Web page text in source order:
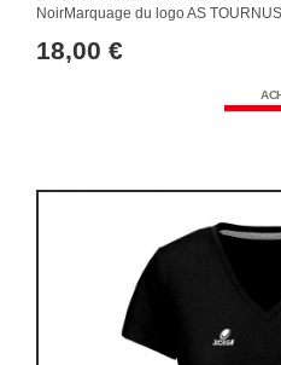
NoirMarquage du logo AS TOURNUS
18,00 €